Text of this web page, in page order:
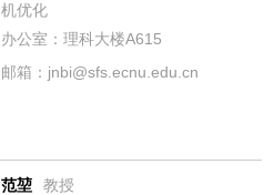
机优化
办公室：理科大楼A615
邮箱：jnbi@sfs.ecnu.edu.cn
范堃
教授